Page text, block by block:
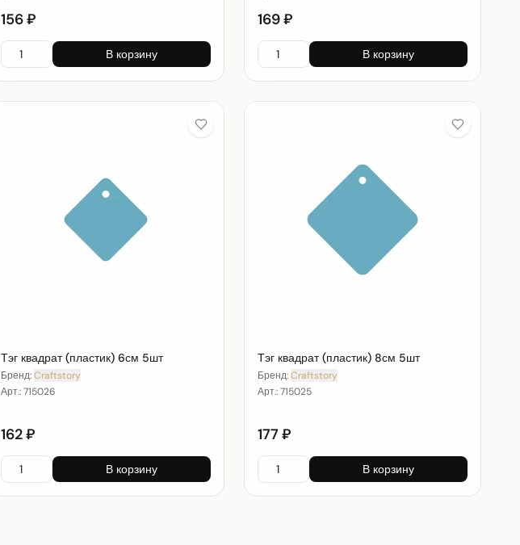
156 ₽
В корзину
169 ₽
В корзину
Тэг квадрат (пластик) 6см 5шт
Бренд:Craftstory
Арт.:715026
162 ₽
В корзину
Тэг квадрат (пластик) 8см 5шт
Бренд:Craftstory
Арт.:715025
177 ₽
В корзину